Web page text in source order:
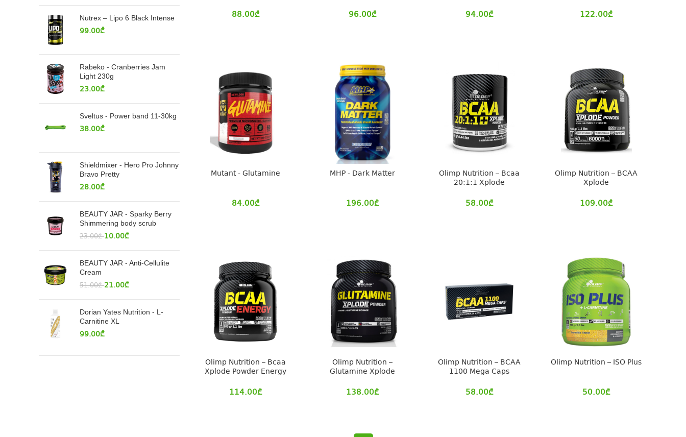
Nutrex – Lipo 6 Black Intense
99.00₾
Rabeko - Cranberries Jam
Light 230g
23.00₾
Sveltus - Power band 11-30kg
38.00₾
Shieldmixer - Hero Pro Johnny
Bravo Pretty
28.00₾
BEAUTY JAR - Sparky Berry
Shimmering body scrub
23.00₾ 10.00₾
BEAUTY JAR - Anti-Cellulite
Cream
51.00₾ 21.00₾
Dorian Yates Nutrition - L-
Carnitine XL
99.00₾
88.00₾ 96.00₾ 94.00₾ 122.00₾
Mutant - Glutamine
84.00₾
MHP - Dark Matter
196.00₾
Olimp Nutrition – Bcaa
20:1:1 Xplode
58.00₾
Olimp Nutrition – BCAA
Xplode
109.00₾
Olimp Nutrition – Bcaa
Xplode Powder Energy
114.00₾
Olimp Nutrition –
Glutamine Xplode
138.00₾
Olimp Nutrition – BCAA
1100 Mega Caps
58.00₾
Olimp Nutrition – ISO Plus
50.00₾